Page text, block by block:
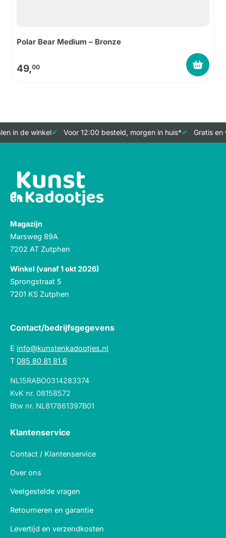
Polar Bear Medium – Bronze
49,00
in de winkel Voor 12:00 besteld, morgen in huis* Gratis en
Magazijn
Marsweg 89A
7202 AT Zutphen
Winkel (vanaf 1 okt 2026)
Sprongstraat 5
7201 KS Zutphen
Contact/bedrijfsgegevens
E info@kunstenkadootjes.nl
T 085 80 81 81 6
NL15RABO0314283374
KvK nr. 08158572
Btw nr. NL817861397B01
Klantenservice
Contact / Klantenservice
Over ons
Veelgestelde vragen
Retourneren en garantie
Levertijd en verzendkosten